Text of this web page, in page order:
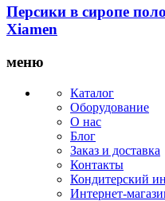
Персики в сиропе
Xiamen
меню
Каталог
Оборудование
О нас
Блог
Заказ и доставка
Контакты
Кондитерский
Интернет-